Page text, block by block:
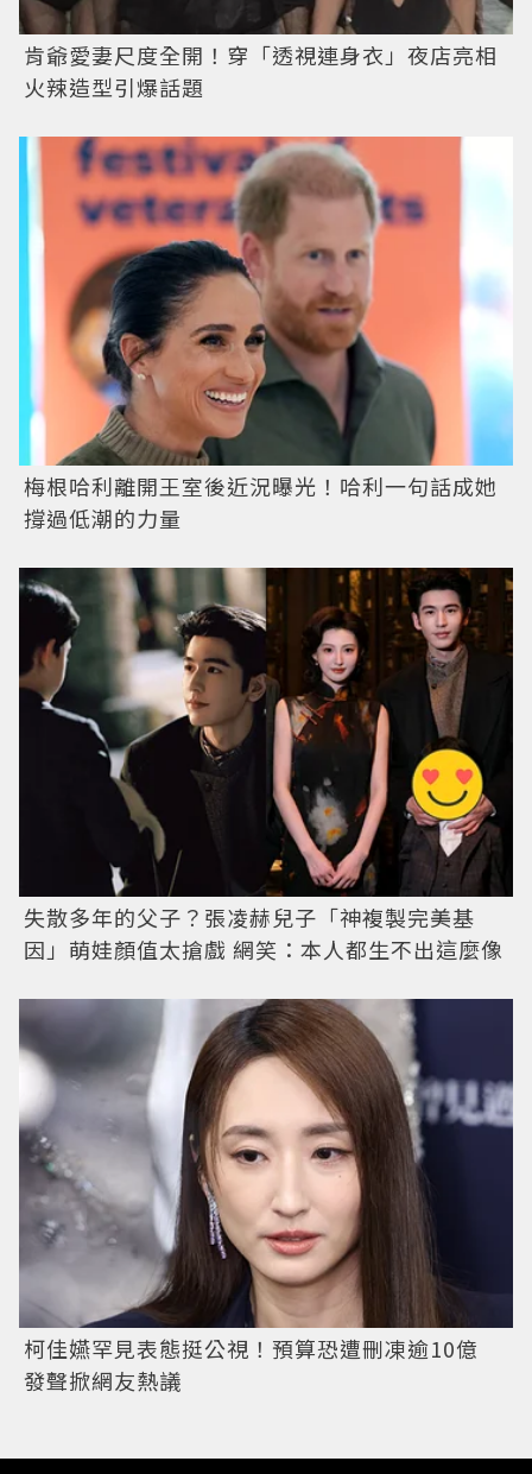
肯爺愛妻尺度全開！穿「透視連身衣」夜店亮相
火辣造型引爆話題
梅根哈利離開王室後近況曝光！哈利一句話成她
撐過低潮的力量
失散多年的父子？張凌赫兒子「神複製完美基
因」萌娃顏值太搶戲 網笑：本人都生不出這麼像
柯佳嬿罕見表態挺公視！預算恐遭刪凍逾10億
發聲掀網友熱議